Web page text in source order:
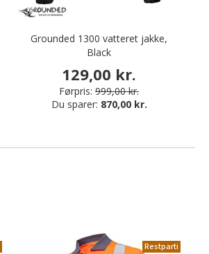
Grounded 1300 vatteret jakke,
Black
129,00 kr.
Førpris: 999,00 kr.
Du sparer: 870,00 kr.
Restparti